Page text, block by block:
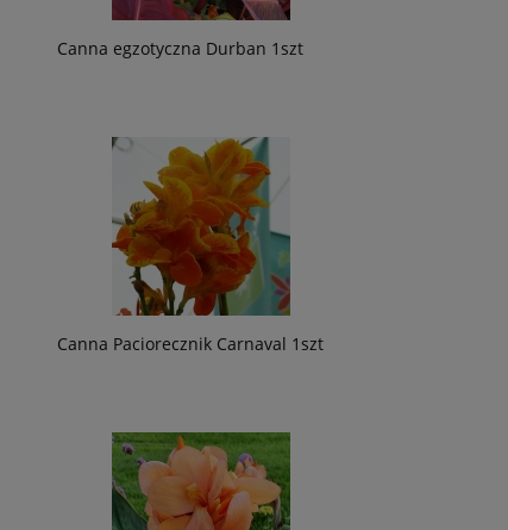
Canna egzotyczna Durban 1szt
Canna Paciorecznik Carnaval 1szt